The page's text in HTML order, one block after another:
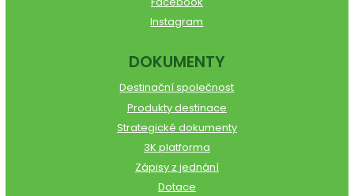
Instagram
DOKUMENTY
Destinační společnost
Produkty destinace
Strategické dokumenty
3K platforma
Zápisy z jednání
Dotace